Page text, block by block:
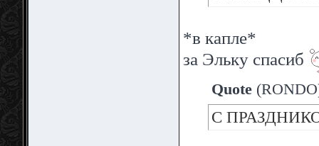
*в капле*
за Эльку спасиб
Quote (RONDO
С